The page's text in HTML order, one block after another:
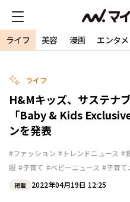
ライフ 美容 漫画 エンタメ
ライフ
H&Mキッズ、サステナ
「Baby & Kids
ンを発表
#ファッション #トレンドニュース #
服 #子育て #ベビーニュース #子育て
掲載 2022年04月19日 12:25